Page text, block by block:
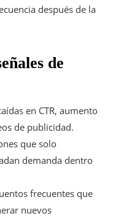
después de la
de
en CTR, aumento
de publicidad.
que solo
demanda dentro
frecuentes que
nuevos